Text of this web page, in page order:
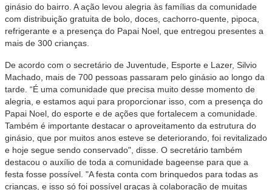
ginásio do bairro. A ação levou alegria às famílias da comunidade
com distribuição gratuita de bolo, doces, cachorro-quente, pipoca,
refrigerante e a presença do Papai Noel, que entregou presentes a
mais de 300 crianças.
De acordo com o secretário de Juventude, Esporte e Lazer, Silvio
Machado, mais de 700 pessoas passaram pelo ginásio ao longo da
tarde. “É uma comunidade que precisa muito desse momento de
alegria, e estamos aqui para proporcionar isso, com a presença do
Papai Noel, do esporte e de ações que fortalecem a comunidade.
Também é importante destacar o aproveitamento da estrutura do
ginásio, que por muitos anos esteve se deteriorando, foi revitalizado
e hoje segue sendo conservado", disse. O secretário também
destacou o auxílio de toda a comunidade bageense para que a
festa fosse possível. "A festa conta com brinquedos para todas as
crianças, e isso só foi possível graças à colaboração de muitas